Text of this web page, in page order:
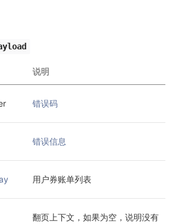
说明
错误码
错误信息
用户券账单列表
翻页上下文，如果为空，说明没有